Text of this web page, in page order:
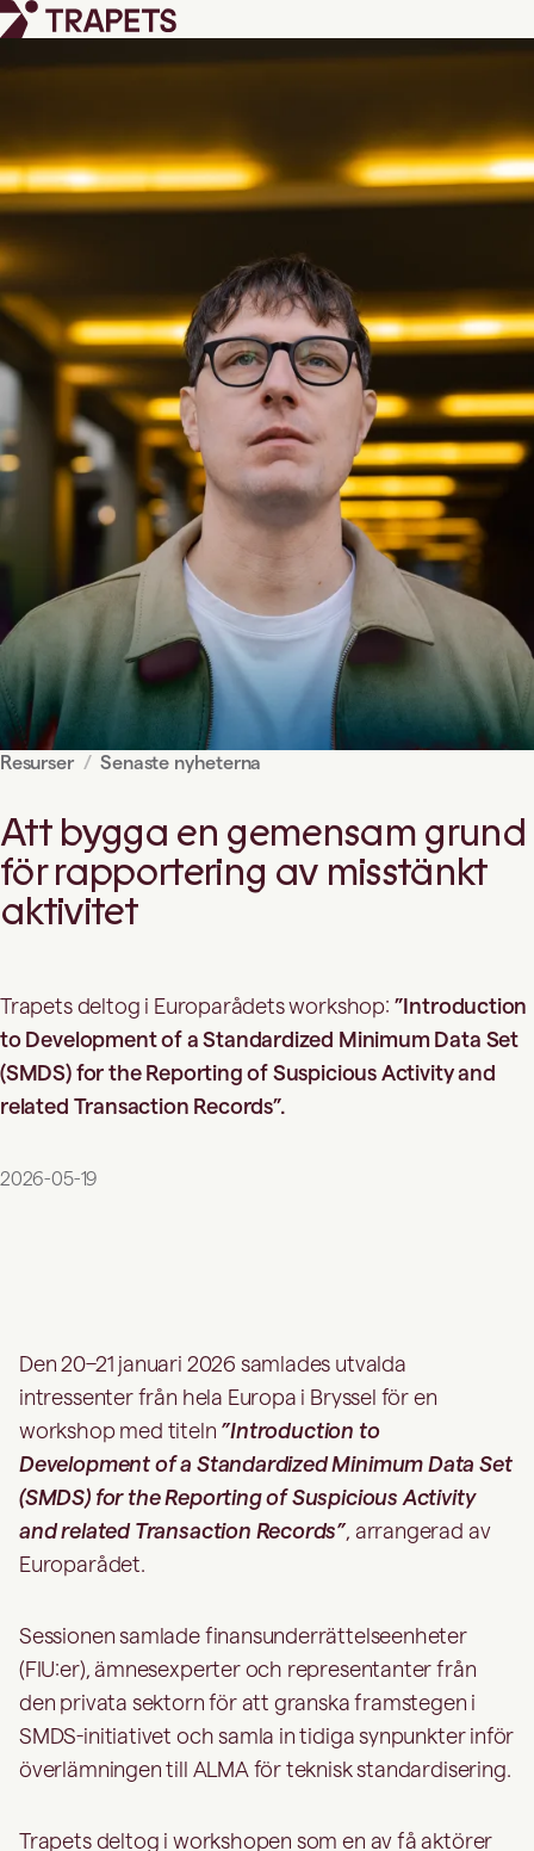
Resurser Senaste nyheterna
Att bygga en gemensam grund
för rapportering av misstänkt
aktivitet
Trapets deltog i Europarådets workshop: ”Introduction
to Development of a Standardized Minimum Data Set
(SMDS) for the Reporting of Suspicious Activity and
related Transaction Records”.
2026-05-19
Den 20–21 januari 2026 samlades utvalda
intressenter från hela Europa i Bryssel för en
workshop med titeln ”Introduction to
Development of a Standardized Minimum Data Set
(SMDS) for the Reporting of Suspicious Activity
and related Transaction Records”, arrangerad av
Europarådet.
Sessionen samlade finansunderrättelseenheter
(FIU:er), ämnesexperter och representanter från
den privata sektorn för att granska framstegen i
SMDS-initiativet och samla in tidiga synpunkter inför
överlämningen till ALMA för teknisk standardisering.
Trapets deltog i workshopen som en av få aktörer